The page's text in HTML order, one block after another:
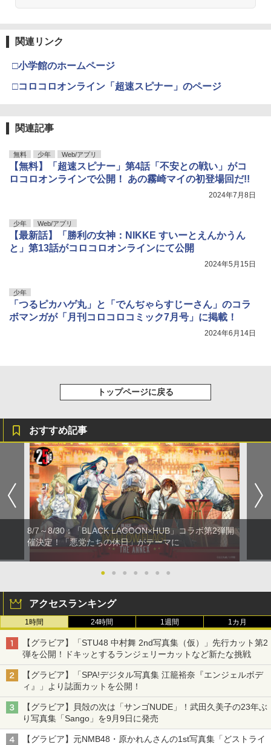
関連リンク
□小学館のホームページ
□コロコロオンライン「超速スピナー」のページ
関連記事
無料 少年 Web/アプリ
【無料】「超速スピナー」第4話「不安との戦い」がコ
ロコロオンラインで公開！ あの霧崎マイの初登場回だ!!
2024年7月8日
少年 Web/アプリ
【最新話】「勝利の女神：NIKKE すいーとえんかうん
と」第13話がコロコロオンラインにて公開
2024年5月15日
少年
「つるピカハゲ丸」と「でんぢゃらすじーさん」のコラ
ボマンガが「月刊コロコロコミック7月号」に掲載！
2024年6月14日
トップページに戻る
おすすめ記事
8/7～8/30：「BLACK LAGOON×HUB」コラボ第2弾開
催決定！「悪党たちの休日」がテーマに
● ● ● ● ● ● ●
アクセスランキング
1時間 24時間 1週間 1カ月
【グラビア】「STU48 中村舞 2nd写真集（仮）」先行カット第2
弾を公開！ドキッとするランジェリーカットなど新たな挑戦
【グラビア】「SPA!デジタル写真集 江籠裕奈『エンジェルボデ
ィ』」より誌面カットを公開！
【グラビア】貝殻の次は「サンゴNUDE」！武田久美子の23年ぶ
り写真集「Sango」を9月9日に発売
【グラビア】元NMB48・原かれんさんの1st写真集「どストライ